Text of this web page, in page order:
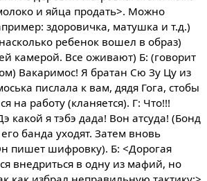
и яйца продать>. Можно
здоровичка, матушка и т.д.)
ребенок вошел в образ)
камерой. Все оживают) Б: (говорит
Вакаримос! Я братан Сю Зу Цу из
пислала к вам, дядя Гога, стобы
на работу (кланяется). Г: Что!!!
какой я тэбэ дада! Вон атсуда! (Бонд
банда уходят. Затем вновь
пишет шифровку). Б: <Дорогая
внедриться в одну из мафий, но